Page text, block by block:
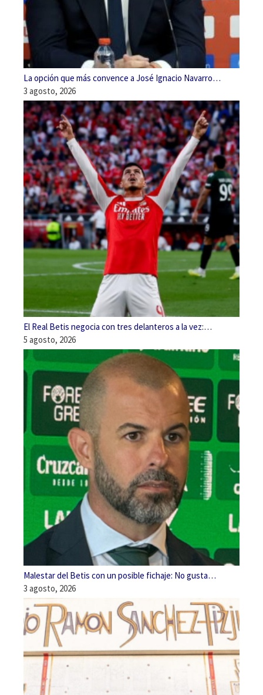
La opción que más convence a José Ignacio Navarro…
3 agosto, 2026
El Real Betis negocia con tres delanteros a la vez:…
5 agosto, 2026
Malestar del Betis con un posible fichaje: No gusta…
3 agosto, 2026